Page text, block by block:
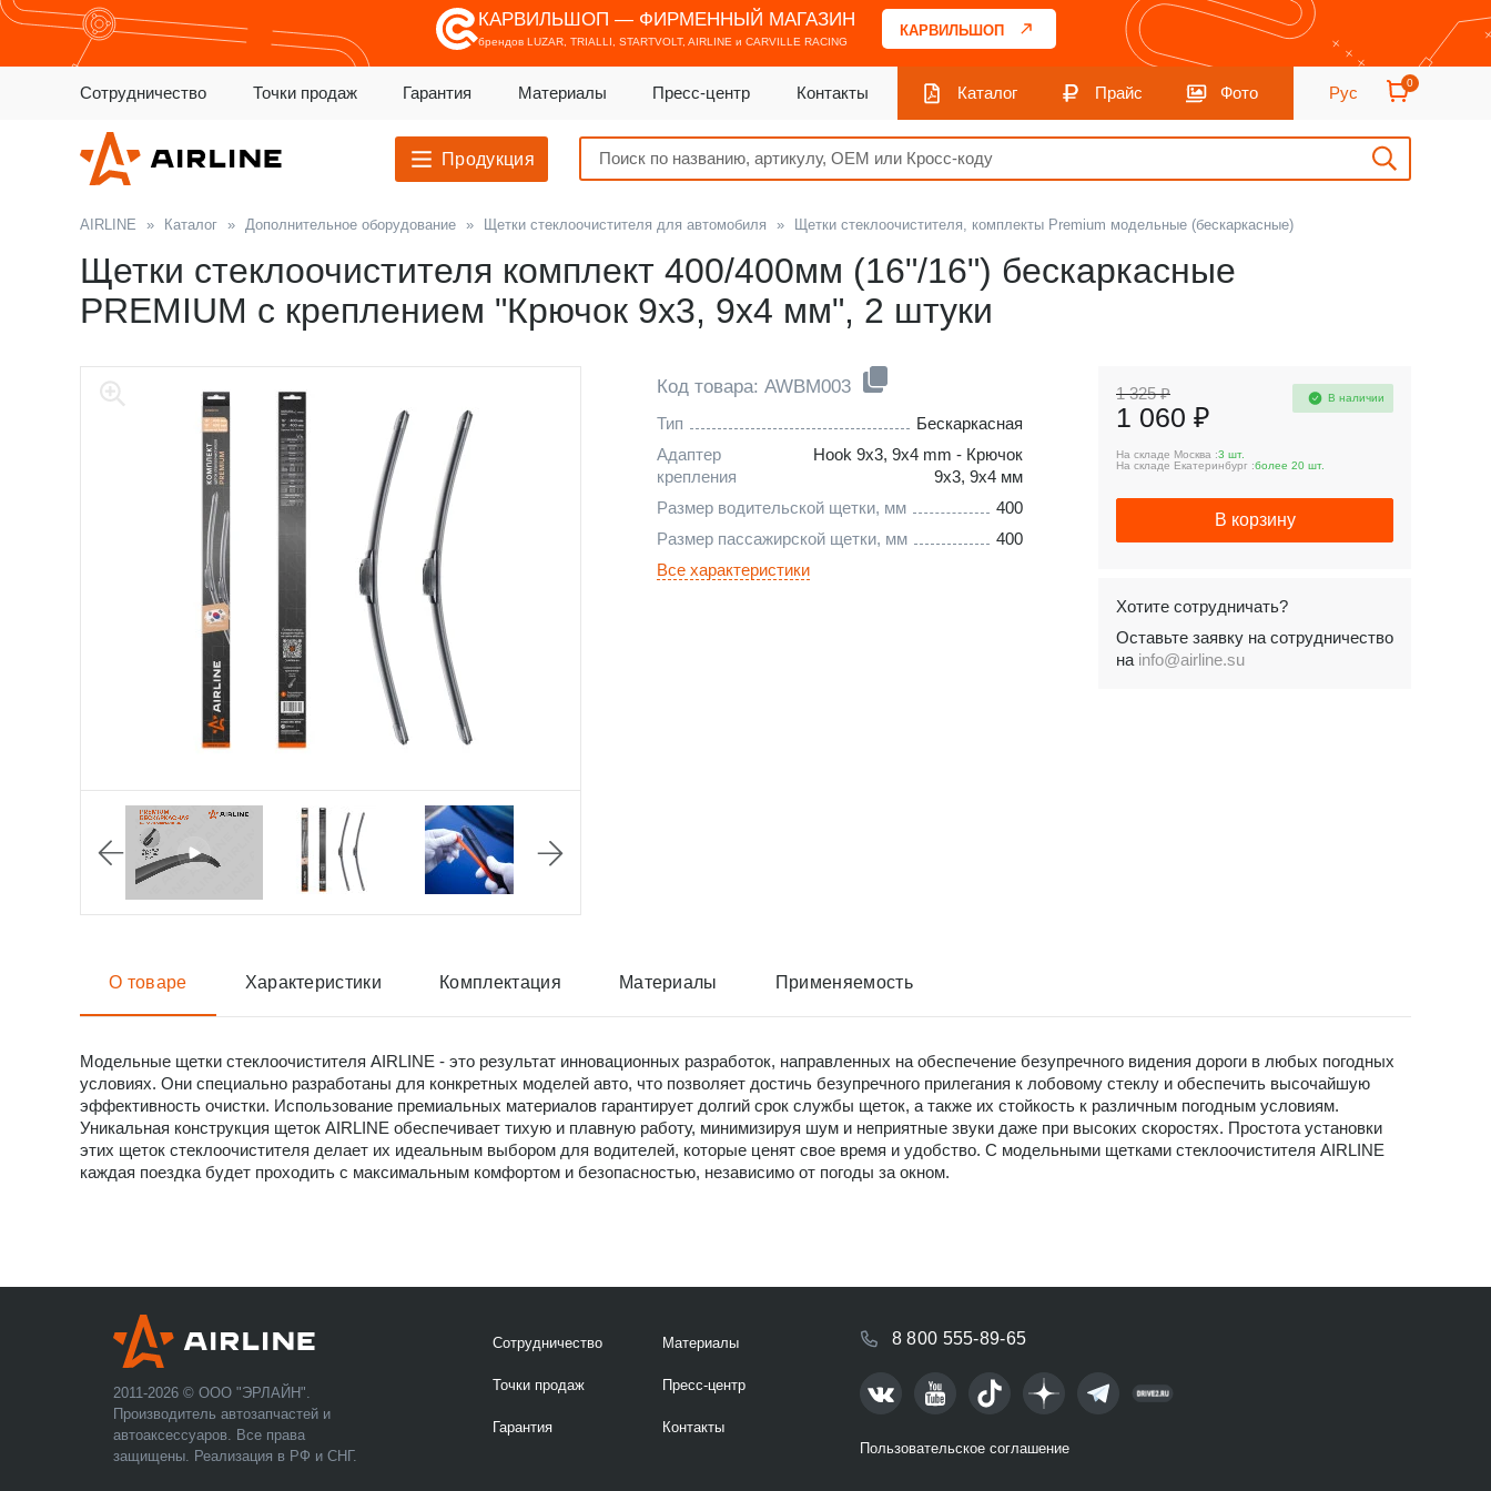
КАРВИЛЬШОП — ФИРМЕННЫЙ МАГАЗИН
брендов LUZAR, TRIALLI, STARTVOLT, AIRLINE и CARVILLE RACING
КАРВИЛЬШОП
Сотрудничество Точки продаж Гарантия Материалы Пресс-центр Контакты Каталог Прайс Фото Рус
0
Продукция
AIRLINE » Каталог » Дополнительное оборудование » Щетки стеклоочистителя для автомобиля » Щетки стеклоочистителя, комплекты Premium модельные (бескаркасные)
Щетки стеклоочистителя комплект 400/400мм (16"/16") бескаркасные
PREMIUM с креплением "Крючок 9x3, 9x4 мм", 2 штуки
Код товара: AWBM003
Тип
Бескаркасная
Адаптер
крепления
Hook 9x3, 9x4 mm - Крючок
9x3, 9x4 мм
Размер водительской щетки, мм
400
Размер пассажирской щетки, мм
400
Все характеристики
1 325 ₽
1 060 ₽
В наличии
На складе Москва :3 шт.
На складе Екатеринбург :более 20 шт.
В корзину
Хотите сотрудничать?
Оставьте заявку на сотрудничество
на info@airline.su
О товаре Характеристики Комплектация Материалы Применяемость
Модельные щетки стеклоочистителя AIRLINE - это результат инновационных разработок, направленных на обеспечение безупречного видения дороги в любых погодных
условиях. Они специально разработаны для конкретных моделей авто, что позволяет достичь безупречного прилегания к лобовому стеклу и обеспечить высочайшую
эффективность очистки. Использование премиальных материалов гарантирует долгий срок службы щеток, а также их стойкость к различным погодным условиям.
Уникальная конструкция щеток AIRLINE обеспечивает тихую и плавную работу, минимизируя шум и неприятные звуки даже при высоких скоростях. Простота установки
этих щеток стеклоочистителя делает их идеальным выбором для водителей, которые ценят свое время и удобство. С модельными щетками стеклоочистителя AIRLINE
каждая поездка будет проходить с максимальным комфортом и безопасностью, независимо от погоды за окном.
2011-2026 © ООО "ЭРЛАЙН".
Производитель автозапчастей и
автоаксессуаров. Все права
защищены. Реализация в РФ и СНГ.
Сотрудничество
Точки продаж
Гарантия
Материалы
Пресс-центр
Контакты
8 800 555-89-65
Пользовательское соглашение